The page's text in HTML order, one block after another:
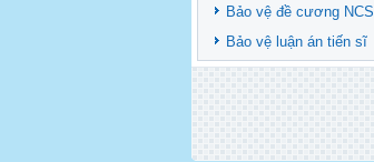
Bảo vệ đề cương NCS
Bảo vệ luận án tiến sĩ